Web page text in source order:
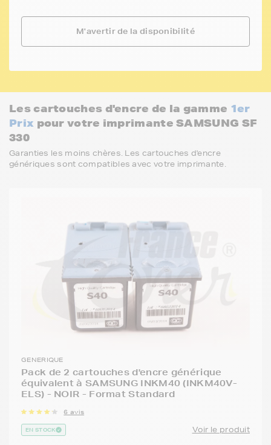
M'avertir de la disponibilité
Les cartouches d'encre de la gamme 1er
Prix pour votre imprimante SAMSUNG SF
330
Garanties les moins chères. Les cartouches d'encre
génériques sont compatibles avec votre imprimante.
GENERIQUE
Pack de 2 cartouches d'encre générique
équivalent à SAMSUNG INKM40 (INKM40V-
ELS) - NOIR - Format Standard
6 avis
EN STOCK Voir le produit